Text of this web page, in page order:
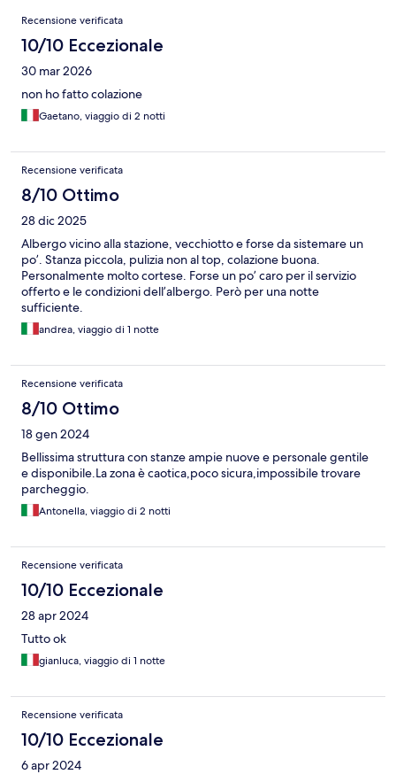
Recensioni
Recensione verificata
10/10 Eccezionale
30 mar 2026
non ho fatto colazione
Gaetano, viaggio di 2 notti
Recensione verificata
8/10 Ottimo
28 dic 2025
Albergo vicino alla stazione, vecchiotto e forse da sistemare un
po’. Stanza piccola, pulizia non al top, colazione buona.
Personalmente molto cortese. Forse un po’ caro per il servizio
offerto e le condizioni dell’albergo. Però per una notte
sufficiente.
andrea, viaggio di 1 notte
Recensione verificata
8/10 Ottimo
18 gen 2024
Bellissima struttura con stanze ampie nuove e personale gentile
e disponibile.La zona è caotica,poco sicura,impossibile trovare
parcheggio.
Antonella, viaggio di 2 notti
Recensione verificata
10/10 Eccezionale
28 apr 2024
Tutto ok
gianluca, viaggio di 1 notte
Recensione verificata
10/10 Eccezionale
6 apr 2024